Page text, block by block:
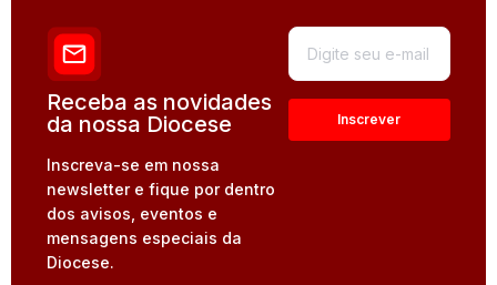
Receba as novidades
da nossa Diocese
Inscreva-se em nossa
newsletter e fique por dentro
dos avisos, eventos e
mensagens especiais da
Diocese.